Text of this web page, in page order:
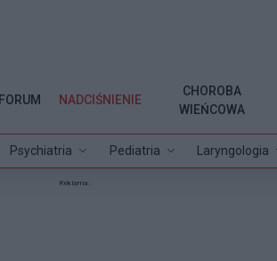
Psychiatria Pediatria Laryngologia
FORUM NADCIŚNIENIE
CHOROBA
WIEŃCOWA
Reklama: